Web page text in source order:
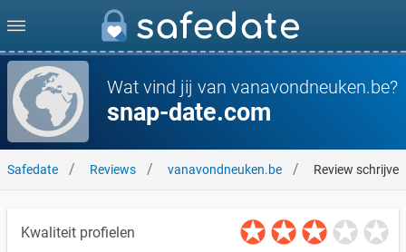
Wat vind jij van vanavondneuken.be?
snap-date.com
Safedate Reviews vanavondneuken.be Review schrijven
Kwaliteit profielen